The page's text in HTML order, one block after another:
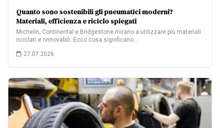
Quanto sono sostenibili gli pneumatici moderni?
Materiali, efficienza e riciclo spiegati
Michelin, Continental e Bridgestone mirano a utilizzare più materiali
riciclati e rinnovabili. Ecco cosa significano…
27.07.2026